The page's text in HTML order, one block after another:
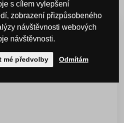
doprava
s cílem vylepšení
zobrazení přizpůsobeného
návštěvnosti webových
návštěvnosti.
mé předvolby Odmítám